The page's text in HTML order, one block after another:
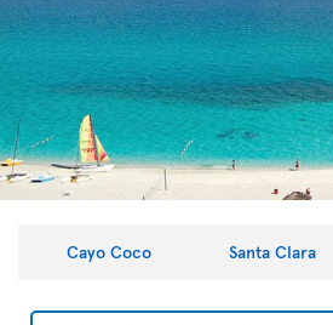
Cayo Coco Santa Clara